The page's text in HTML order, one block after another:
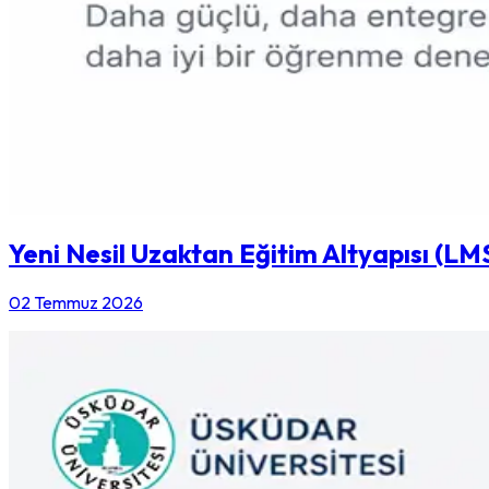
Yeni Nesil Uzaktan Eğitim Altyapısı
02 Temmuz 2026